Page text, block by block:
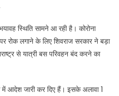
स्थिति सामने आ रही है। कोरोना
लगाने के लिए शिवराज सरकार ने बड़ा
से यात्री बस परिवहन बंद करने का
आदेश जारी कर दिए हैं। इसके अलावा 1